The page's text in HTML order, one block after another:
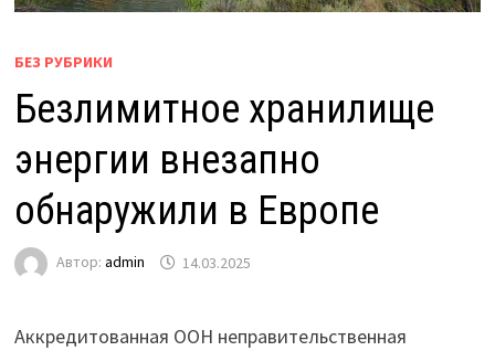
БЕЗ РУБРИКИ
Безлимитное хранилище
энергии внезапно
обнаружили в Европе
Автор: admin 14.03.2025
Аккредитованная ООН неправительственная